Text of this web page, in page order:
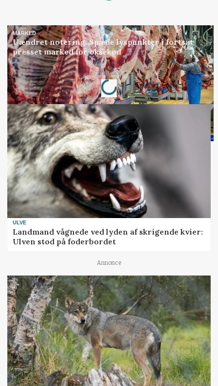
MARKED
Uændret notering: Spæde lyspunkter i fortsat
presset marked for oksekød
Annonce
Loading...
ULVE
Landmand vågnede ved lyden af skrigende kvier:
Ulven stod på foderbordet
Annonce